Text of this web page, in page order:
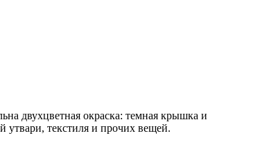
двухцветная окраска: темная крышка и
текстиля и прочих вещей.